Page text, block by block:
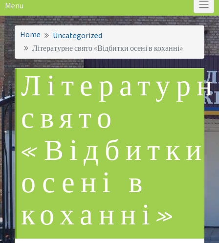
Menu
Home
Uncategorized
Літературне свято «Відбитки осені в коханні»
свято
«Відбитки
осені в
коханні»